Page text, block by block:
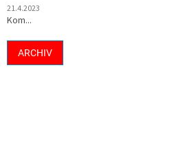
21.4.2023
Kom...
ARCHIV